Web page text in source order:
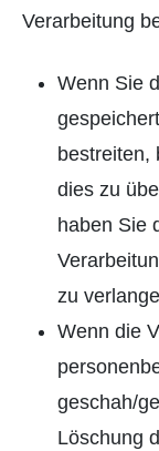
Verarbeitung
Wenn Sie
bestreiten,
dies zu
haben Sie
zu
Wenn die
geschah/
Löschung